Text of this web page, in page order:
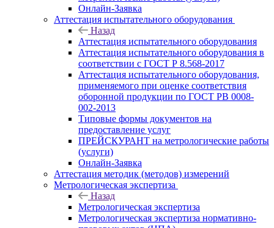
Онлайн-Заявка
Аттестация испытательного оборудования
Назад
Аттестация испытательного оборудования
Аттестация испытательного оборудования в
соответствии с ГОСТ Р 8.568-2017
Аттестация испытательного оборудования,
применяемого при оценке соответствия
оборонной продукции по ГОСТ РВ 0008-
002-2013
Типовые формы документов на
предоставление услуг
ПРЕЙСКУРАНТ на метрологические работы
(услуги)
Онлайн-Заявка
Аттестация методик (методов) измерений
Метрологическая экспертиза
Назад
Метрологическая экспертиза
Метрологическая экспертиза нормативно-